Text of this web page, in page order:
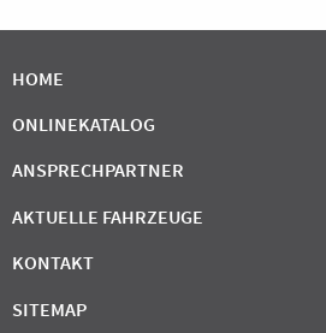
HOME
ONLINEKATALOG
ANSPRECHPARTNER
AKTUELLE FAHRZEUGE
KONTAKT
SITEMAP